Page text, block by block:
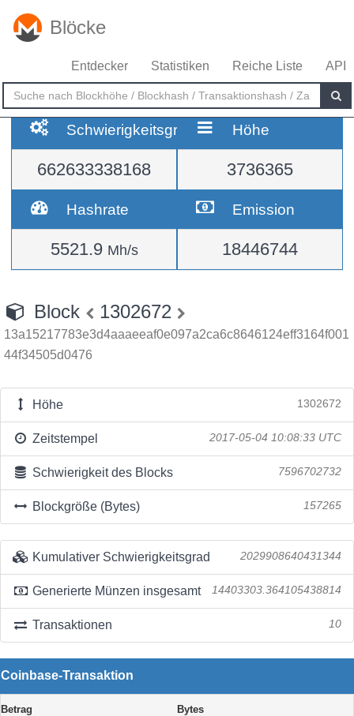
Blöcke
Entdecker Statistiken Reiche Liste API
Schwierigkeitsgrad
662633338168
Höhe
3736365
Hashrate
5521.9 Mh/s
Emission
18446744
Block 1302672
13a15217783e3d4aaaeeaf0e097a2ca6c8646124eff3164f001
44f34505d0476
Höhe 1302672
Zeitstempel 2017-05-04 10:08:33 UTC
Schwierigkeit des Blocks 7596702732
Blockgröße (Bytes) 157265
Kumulativer Schwierigkeitsgrad 2029908640431344
Generierte Münzen insgesamt 14403303.364105438814
Transaktionen 10
Coinbase-Transaktion
Betrag Bytes